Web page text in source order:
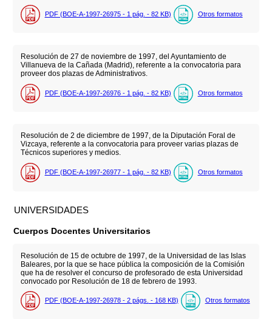
PDF (BOE-A-1997-26975 - 1 pág. - 82 KB) Otros formatos
Resolución de 27 de noviembre de 1997, del Ayuntamiento de
Villanueva de la Cañada (Madrid), referente a la convocatoria para
proveer dos plazas de Administrativos.
PDF (BOE-A-1997-26976 - 1 pág. - 82 KB) Otros formatos
Resolución de 2 de diciembre de 1997, de la Diputación Foral de
Vizcaya, referente a la convocatoria para proveer varias plazas de
Técnicos superiores y medios.
PDF (BOE-A-1997-26977 - 1 pág. - 82 KB) Otros formatos
UNIVERSIDADES
Cuerpos Docentes Universitarios
Resolución de 15 de octubre de 1997, de la Universidad de las Islas
Baleares, por la que se hace pública la composición de la Comisión
que ha de resolver el concurso de profesorado de esta Universidad
convocado por Resolución de 18 de febrero de 1993.
PDF (BOE-A-1997-26978 - 2 págs. - 168 KB) Otros formatos